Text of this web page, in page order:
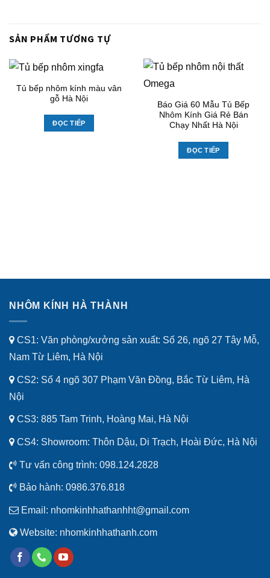
SẢN PHẨM TƯƠNG TỰ
Tủ bếp nhôm kính màu vân
gỗ Hà Nội
ĐỌC TIẾP
Báo Giá 60 Mẫu Tủ Bếp
Nhôm Kính Giá Rẻ Bán
Chạy Nhất Hà Nội
ĐỌC TIẾP
NHÔM KÍNH HÀ THÀNH
CS1: Văn phòng/xưởng sản xuất: Số 26, ngõ 27 Tây Mỗ,
Nam Từ Liêm, Hà Nội
CS2: Số 4 ngõ 307 Phạm Văn Đồng, Bắc Từ Liêm, Hà
Nội
CS3: 885 Tam Trinh, Hoàng Mai, Hà Nội
CS4: Showroom: Thôn Dậu, Di Trạch, Hoài Đức, Hà Nội
Tư vấn công trình: 098.124.2828
Bảo hành: 0986.376.818
Email: nhomkinhhathanhht@gmail.com
Website: nhomkinhhathanh.com